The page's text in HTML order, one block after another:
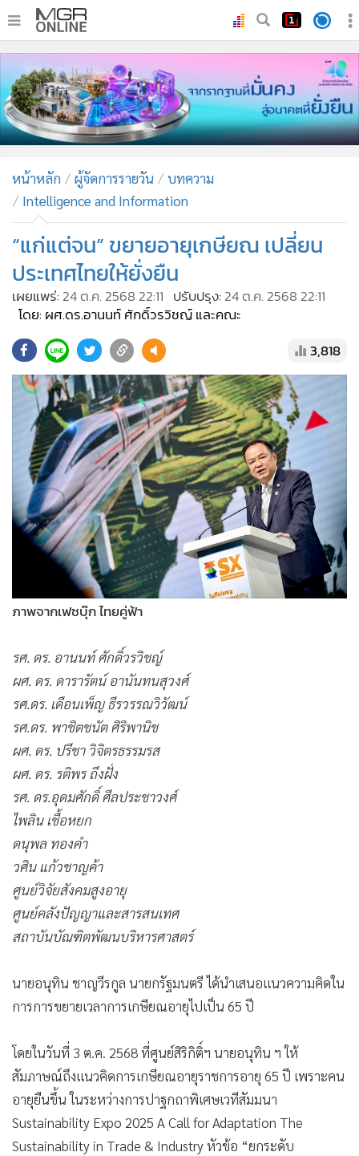
• ทันเหตุการณ์
• ภาคใต้
• ภูมิภาค
• บันเทิง
• ผู้จัดการรายวัน
•
คอลัมนิสต์
• CbizReview
Cyber BIZ
ผู้จัดกวน
• Good health & Well-being
Green Innovation & SD
Management & HR
MGR Live
Infographic
การเมือง
• ท่องเที่ยว
• กีฬา
ต่างประเทศ
Special Scoop
• เศรษฐกิจ-ธุรกิจ
• ชุมชน-คุณภาพชีวิต
• อาชญากรรม
• Motoring
• เกม
• วิทยาศาสตร์
• SMEs
• หุ้น
•
อินโดจีน
กองทุนรวม
Celeb Online
• Factcheck
• ญี่ปุ่น
• Gotomanager
หน้าหลัก ผู้จัดการรายวัน
บทความ
Intelligence and Information
“แก่แต่จน” ขยายอายุเกษียณ เปลี่ยน
ประเทศไทยให้ยั่งยืน
เผยแพร่: 24 ต.ค. 2568 22:11 ปรับปรุง: 24 ต.ค. 2568 22:11
โดย: ผศ.ดร.อานนท์ ศักดิ์วรวิชญ์ และคณะ
3,818
ภาพจากเฟซบุ๊ก ไทยคู่ฟ้า
รศ. ดร. อานนท์ ศักดิ์วรวิชญ์
ผศ. ดร. ดารารัตน์ อานันทนสุวงศ์
รศ.ดร. เดือนเพ็ญ ธีรวรรณวิวัฒน์
รศ.ดร. พาชิตชนัต ศิริพานิช
ผศ. ดร. ปรีชา วิจิตรธรรมรส
ผศ. ดร. รติพร ถึงฝั่ง
รศ. ดร.อุดมศักดิ์ ศีลประชาวงศ์
ไพลิน เชื้อหยก
ดนุพล ทองคำ
วศิน แก้วชาญค้า
ศูนย์วิจัยสังคมสูงอายุ
ศูนย์คลังปัญญาและสารสนเทศ
สถาบันบัณฑิตพัฒนบริหารศาสตร์
นายอนุทิน ชาญวีรกูล นายกรัฐมนตรี ได้นำเสนอแนวความคิดใน
การการขยายเวลาการเกษียณอายุไปเป็น 65 ปี
โดยในวันที่ 3 ต.ค. 2568 ที่ศูนย์สิริกิติ์ฯ นายอนุทิน ฯ ให้
สัมภาษณ์ถึงแนวคิดการเกษียณอายุราชการอายุ 65 ปี เพราะคน
อายุยืนขึ้น ในระหว่างการปาฐกถาพิเศษเวทีสัมมนา
Sustainability Expo 2025 A Call for Adaptation The
Sustainability in Trade & Industry หัวข้อ “ยกระดับ